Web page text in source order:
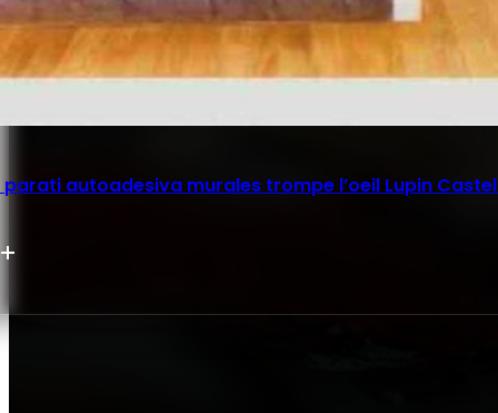
autoadesiva murales trompe l’oeil Lupin